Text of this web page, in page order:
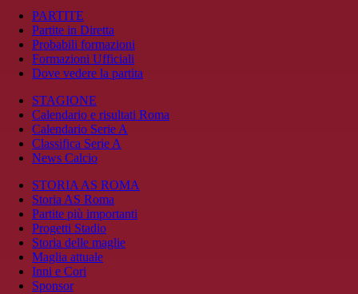
PARTITE
Partite in Diretta
Probabili formazioni
Formazioni Ufficiali
Dove vedere la partita
STAGIONE
Calendario e risultati Roma
Calendario Serie A
Classifica Serie A
News Calcio
STORIA AS ROMA
Storia AS Roma
Partite più importanti
Progetti Stadio
Storia delle maglie
Maglia attuale
Inni e Cori
Sponsor